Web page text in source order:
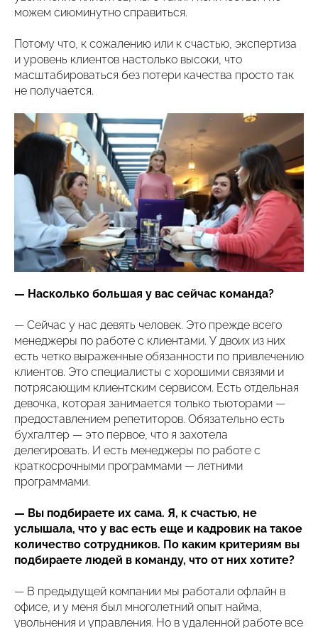
можем сиюминутно справиться.
Потому что, к сожалению или к счастью, экспертиза
и уровень клиентов настолько высоки, что
масштабироваться без потери качества просто так
не получается.
— Насколько большая у вас сейчас команда?
— Сейчас у нас девять человек. Это прежде всего
менеджеры по работе с клиентами. У двоих из них
есть четко выраженные обязанности по привлечению
клиентов. Это специалисты с хорошими связями и
потрясающим клиентским сервисом. Есть отдельная
девочка, которая занимается только тьюторами —
предоставлением репетиторов. Обязательно есть
бухгалтер — это первое, что я захотела
делегировать. И есть менеджеры по работе с
краткосрочными программами — летними
программами.
— Вы подбираете их сама. Я, к счастью, не
услышала, что у вас есть еще и кадровик на такое
количество сотрудников. По каким критериям вы
подбираете людей в команду, что от них хотите?
— В предыдущей компании мы работали офлайн в
офисе, и у меня был многолетний опыт найма,
увольнения и управления. Но в удаленной работе все